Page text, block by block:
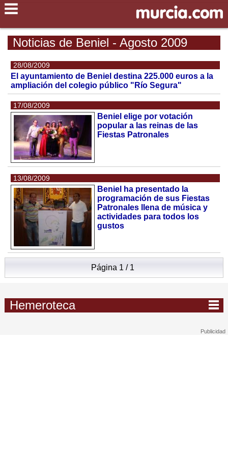
Noticias de Beniel - Agosto 2009
28/08/2009
El ayuntamiento de Beniel destina 225.000 euros a la
ampliación del colegio público "Río Segura"
17/08/2009
Beniel elige por votación
popular a las reinas de las
Fiestas Patronales
13/08/2009
Beniel ha presentado la
programación de sus Fiestas
Patronales llena de música y
actividades para todos los
gustos
Página 1 / 1
Hemeroteca